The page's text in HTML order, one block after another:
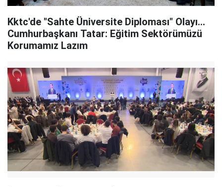
Kktc'de "Sahte Üniversite Diploması" Olayı...
Cumhurbaşkanı Tatar: Eğitim Sektörümüzü
Korumamız Lazım